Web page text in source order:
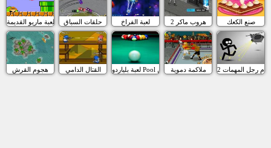
لعبة ماريو القديمة حلقات السباق لعبة الفراخ هروب ماكر 2 صنع الكعك
هجوم القرش القتال الدامي لعبة بلياردو Pool للمحترفينملاكمة دموية سام رجل المهمات 2